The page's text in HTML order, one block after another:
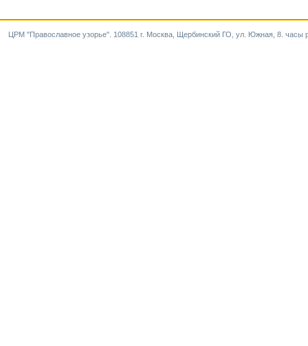
ЦРМ "Православное узорье". 108851 г. Москва, Щербинский ГО, ул. Южная, 8. часы